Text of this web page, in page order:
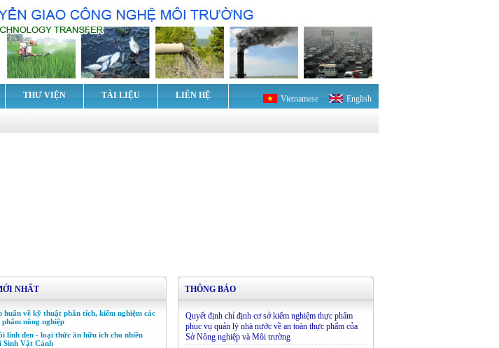
THƯ VIỆN TÀI LIỆU LIÊN HỆ English
Vietnamese
NHẤT
huấn về kỹ thuật phân tích, kiểm nghiệm các
phẩm nông nghiệp
lính đen - loại thức ăn hữu ích cho nhiều
Sinh Vật Cảnh
THÔNG BÁO
Quyết định chỉ định cơ sở kiểm nghiệm thực phẩm
phục vụ quản lý nhà nước về an toàn thực phẩm của
Sở Nông nghiệp và Môi trường